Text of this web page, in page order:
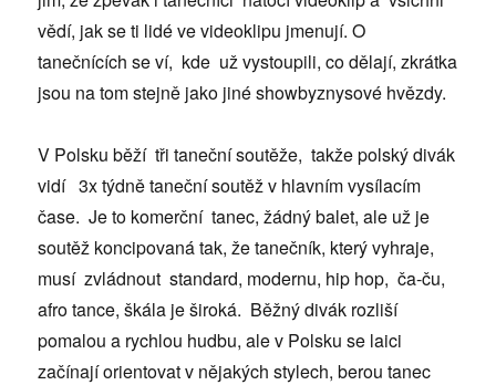
vědí, jak se ti lidé ve videoklipu jmenují. O
tanečnících se ví, kde už vystoupili, co dělají, zkrátka
jsou na tom stejně jako jiné showbyznysové hvězdy.
V Polsku běží tři taneční soutěže, takže polský divák
vidí 3x týdně taneční soutěž v hlavním vysílacím
čase. Je to komerční tanec, žádný balet, ale už je
soutěž koncipovaná tak, že tanečník, který vyhraje,
musí zvládnout standard, modernu, hip hop, ča-ču,
afro tance, škála je široká. Běžný divák rozliší
pomalou a rychlou hudbu, ale v Polsku se laici
začínají orientovat v nějakých stylech, berou tanec